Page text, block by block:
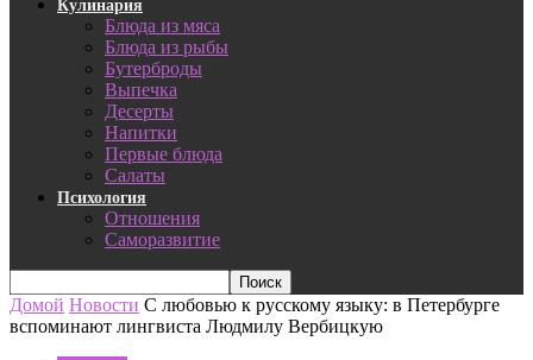
Кулинария
Блюда из мяса
Блюда из рыбы
Бутерброды
Выпечка
Десерты
Напитки
Первые блюда
Салаты
Психология
Отношения
Саморазвитие
Домой Новости С любовью к русскому языку: в Петербурге
вспоминают лингвиста Людмилу Вербицкую